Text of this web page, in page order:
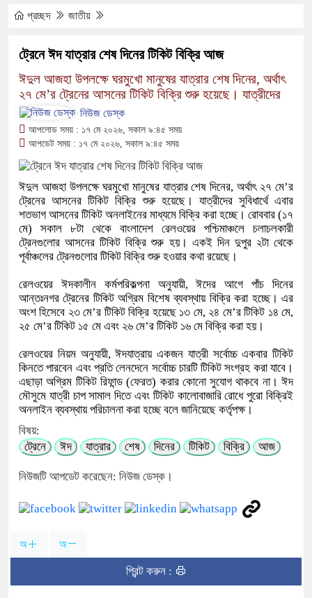
প্রচ্ছদ জাতীয়
ট্রেনে ঈদ যাত্রার শেষ দিনের টিকিট বিক্রি আজ
ঈদুল আজহা উপলক্ষে ঘরমুখো মানুষের যাত্রার শেষ দিনের, অর্থাৎ
২৭ মে’র ট্রেনের আসনের টিকিট বিক্রি শুরু হয়েছে। যাত্রীদের
নিউজ ডেস্ক
আপলোড সময় : ১৭ মে ২০২৬, সকাল ৯:৪৫ সময়
আপডেট সময় : ১৭ মে ২০২৬, সকাল ৯:৪৫ সময়
ঈদুল আজহা উপলক্ষে ঘরমুখো মানুষের যাত্রার শেষ দিনের, অর্থাৎ ২৭ মে’র
ট্রেনের আসনের টিকিট বিক্রি শুরু হয়েছে। যাত্রীদের সুবিধার্থে এবার
শতভাগ আসনের টিকিট অনলাইনের মাধ্যমে বিক্রি করা হচ্ছে। রোববার (১৭
মে) সকাল ৮টা থেকে বাংলাদেশ রেলওয়ের পশ্চিমাঞ্চলে চলাচলকারী
ট্রেনগুলোর আসনের টিকিট বিক্রি শুরু হয়। একই দিন দুপুর ২টা থেকে
পূর্বাঞ্চলের ট্রেনগুলোর টিকিট বিক্রি শুরু হওয়ার কথা রয়েছে।
রেলওয়ের ঈদকালীন কর্মপরিকল্পনা অনুযায়ী, ঈদের আগে পাঁচ দিনের
আন্তঃনগর ট্রেনের টিকিট অগ্রিম বিশেষ ব্যবস্থায় বিক্রি করা হচ্ছে। এর
অংশ হিসেবে ২৩ মে’র টিকিট বিক্রি হয়েছে ১৩ মে, ২৪ মে’র টিকিট ১৪ মে,
২৫ মে’র টিকিট ১৫ মে এবং ২৬ মে’র টিকিট ১৬ মে বিক্রি করা হয়।
রেলওয়ের নিয়ম অনুযায়ী, ঈদযাত্রায় একজন যাত্রী সর্বোচ্চ একবার টিকিট
কিনতে পারবেন এবং প্রতি লেনদেনে সর্বোচ্চ চারটি টিকিট সংগ্রহ করা যাবে।
এছাড়া অগ্রিম টিকিট রিফান্ড (ফেরত) করার কোনো সুযোগ থাকবে না। ঈদ
মৌসুমে যাত্রী চাপ সামাল দিতে এবং টিকিট কালোবাজারি রোধে পুরো বিক্রিই
অনলাইন ব্যবস্থায় পরিচালনা করা হচ্ছে বলে জানিয়েছে কর্তৃপক্ষ।
বিষয়:
ট্রেনে
ঈদ যাত্রার শেষ দিনের টিকিট বিক্রি আজ
নিউজটি আপডেট করেছেন: নিউজ ডেস্ক।
অ অ
প্রিন্ট করুন :